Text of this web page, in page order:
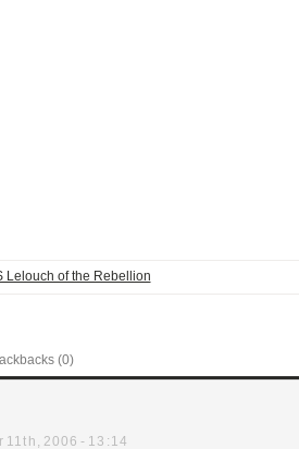
Lelouch of the Rebellion
(0)
11th, 2006 - 13:14